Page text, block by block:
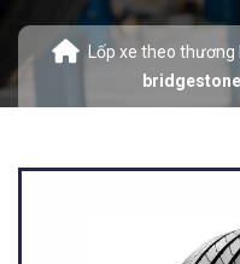
Lốp xe theo thương